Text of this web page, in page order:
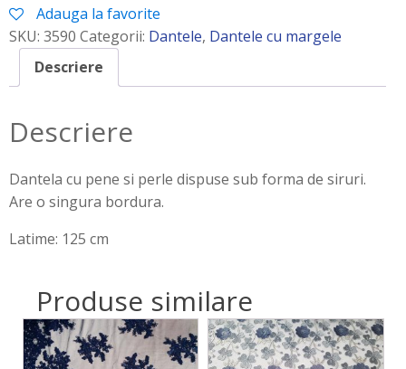
perle
si
pene
Adauga la favorite
SKU: 3590 Categorii: Dantele, Dantele cu margele
Descriere
Descriere
Dantela cu pene si perle dispuse sub forma de siruri.
Are o singura bordura.
Latime: 125 cm
Produse similare